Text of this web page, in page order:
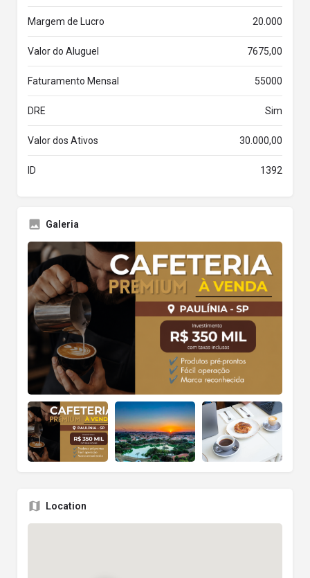
Margem de Lucro 20.000
Valor do Aluguel 7675,00
Faturamento Mensal 55000
DRE Sim
Valor dos Ativos 30.000,00
ID 1392
Galeria
Location